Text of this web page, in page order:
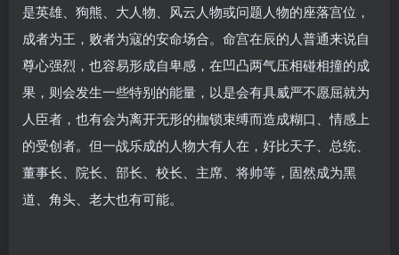
是英雄、狗熊、大人物、风云人物或问题人物的座落宫位，
成者为王，败者为寇的安命场合。命宫在辰的人普通来说自
尊心强烈，也容易形成自卑感，在凹凸两气压相碰相撞的成
果，则会发生一些特别的能量，以是会有具威严不愿屈就为
人臣者，也有会为离开无形的枷锁束缚而造成糊口、情感上
的受创者。但一战乐成的人物大有人在，好比天子、总统、
董事长、院长、部长、校长、主席、将帅等，固然成为黑
道、角头、老大也有可能。